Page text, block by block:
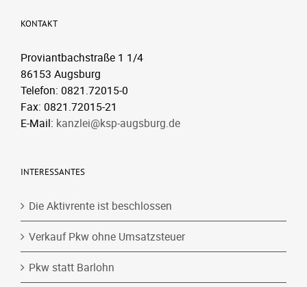
KONTAKT
Proviantbachstraße 1 1/4
86153 Augsburg
Telefon: 0821.72015-0
Fax: 0821.72015-21
E-Mail: kanzlei@ksp-augsburg.de
INTERESSANTES
Die Aktivrente ist beschlossen
Verkauf Pkw ohne Umsatzsteuer
Pkw statt Barlohn